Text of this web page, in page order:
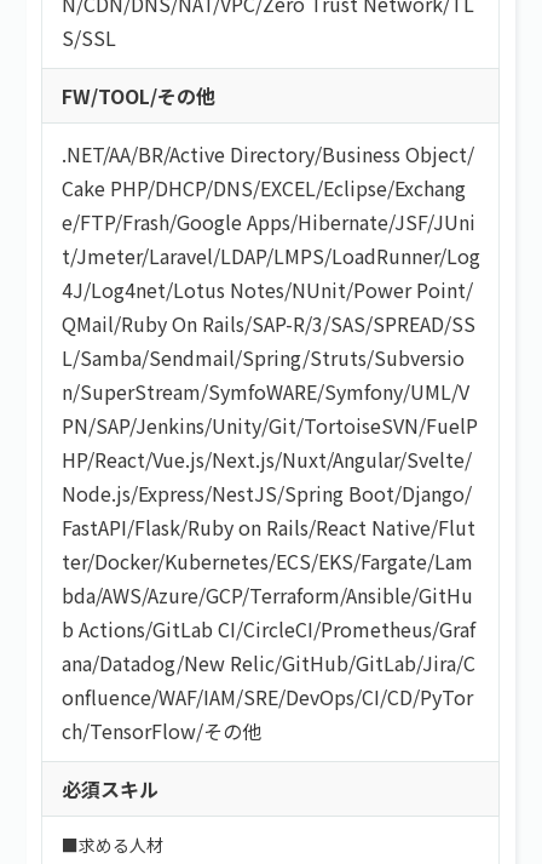
S/SSL
FW/TOOL/その他
.NET/AA/BR/Active Directory/Business Object/
Cake PHP/DHCP/DNS/EXCEL/Eclipse/Exchang
e/FTP/Frash/Google Apps/Hibernate/JSF/JUni
t/Jmeter/Laravel/LDAP/LMPS/LoadRunner/Log
4J/Log4net/Lotus Notes/NUnit/Power Point/
QMail/Ruby On Rails/SAP-R/3/SAS/SPREAD/SS
L/Samba/Sendmail/Spring/Struts/Subversio
n/SuperStream/SymfoWARE/Symfony/UML/V
PN/SAP/Jenkins/Unity/Git/TortoiseSVN/FuelP
HP/React/Vue.js/Next.js/Nuxt/Angular/Svelte/
Node.js/Express/NestJS/Spring Boot/Django/
FastAPI/Flask/Ruby on Rails/React Native/Flut
ter/Docker/Kubernetes/ECS/EKS/Fargate/Lam
bda/AWS/Azure/GCP/Terraform/Ansible/GitHu
b Actions/GitLab CI/CircleCI/Prometheus/Graf
ana/Datadog/New Relic/GitHub/GitLab/Jira/C
onfluence/WAF/IAM/SRE/DevOps/CI/CD/PyTor
ch/TensorFlow/その他
必須スキル
■求める人材